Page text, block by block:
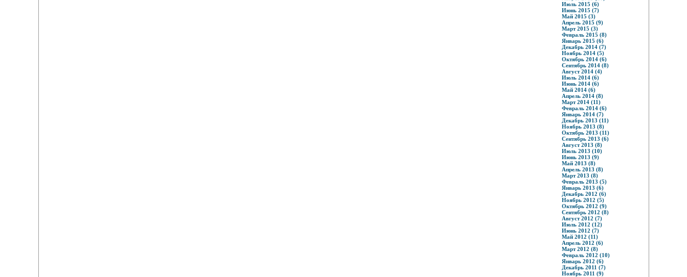
Июль 2015 (6)
Июнь 2015 (7)
Май 2015 (3)
Апрель 2015 (9)
Март 2015 (3)
Февраль 2015 (8)
Январь 2015 (6)
Декабрь 2014 (7)
Ноябрь 2014 (5)
Октябрь 2014 (6)
Сентябрь 2014 (8)
Август 2014 (4)
Июль 2014 (6)
Июнь 2014 (6)
Май 2014 (6)
Апрель 2014 (8)
Март 2014 (11)
Февраль 2014 (6)
Январь 2014 (7)
Декабрь 2013 (11)
Ноябрь 2013 (8)
Октябрь 2013 (11)
Сентябрь 2013 (6)
Август 2013 (8)
Июль 2013 (10)
Июнь 2013 (9)
Май 2013 (8)
Апрель 2013 (8)
Март 2013 (8)
Февраль 2013 (5)
Январь 2013 (6)
Декабрь 2012 (6)
Ноябрь 2012 (5)
Октябрь 2012 (9)
Сентябрь 2012 (8)
Август 2012 (7)
Июль 2012 (12)
Июнь 2012 (7)
Май 2012 (11)
Апрель 2012 (6)
Март 2012 (8)
Февраль 2012 (10)
Январь 2012 (6)
Декабрь 2011 (7)
Ноябрь 2011 (9)